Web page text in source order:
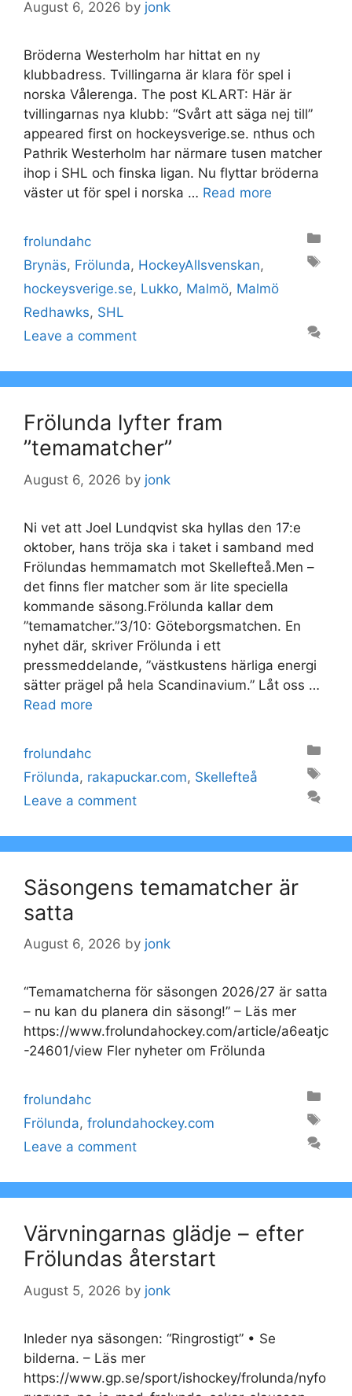
August 6, 2026 by jonk
Bröderna Westerholm har hittat en ny
klubbadress. Tvillingarna är klara för spel i
norska Vålerenga. The post KLART: Här är
tvillingarnas nya klubb: “Svårt att säga nej till”
appeared first on hockeysverige.se. nthus och
Pathrik Westerholm har närmare tusen matcher
ihop i SHL och finska ligan. Nu flyttar bröderna
väster ut för spel i norska … Read more
Categories
frolundahc
Tags
Brynäs, Frölunda, HockeyAllsvenskan,
hockeysverige.se, Lukko, Malmö, Malmö
Redhawks, SHL
Leave a comment
Frölunda lyfter fram
”temamatcher”
August 6, 2026 by jonk
Ni vet att Joel Lundqvist ska hyllas den 17:e
oktober, hans tröja ska i taket i samband med
Frölundas hemmamatch mot Skellefteå.Men –
det finns fler matcher som är lite speciella
kommande säsong.Frölunda kallar dem
”temamatcher.”3/10: Göteborgsmatchen. En
nyhet där, skriver Frölunda i ett
pressmeddelande, ”västkustens härliga energi
sätter prägel på hela Scandinavium.” Låt oss …
Read more
Categories
frolundahc
Tags
Frölunda, rakapuckar.com, Skellefteå
Leave a comment
Säsongens temamatcher är
satta
August 6, 2026 by jonk
“Temamatcherna för säsongen 2026/27 är satta
– nu kan du planera din säsong!” – Läs mer
https://www.frolundahockey.com/article/a6eatjc
-24601/view Fler nyheter om Frölunda
Categories
frolundahc
Tags
Frölunda, frolundahockey.com
Leave a comment
Värvningarnas glädje – efter
Frölundas återstart
August 5, 2026 by jonk
Inleder nya säsongen: “Ringrostigt” • Se
bilderna. – Läs mer
https://www.gp.se/sport/ishockey/frolunda/nyfo